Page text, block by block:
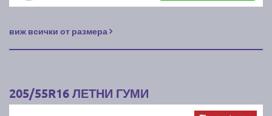
виж всички от размера
205/55R16 ЛЕТНИ ГУМИ